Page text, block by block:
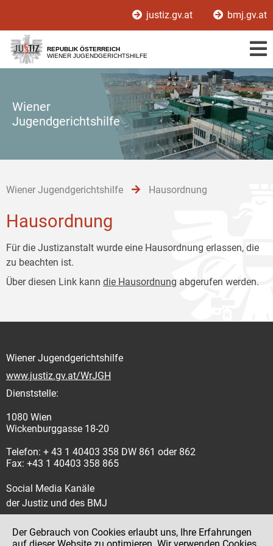
[1]
[2]
[3]
justiz.gv.at bmj.gv.at
REPUBLIK ÖSTERREICH
WIENER JUGENDGERICHTSHILFE
Wiener
Jugendgerichtshilfe
Wiener Jugendgerichtshilfe Hausordnung
Hausordnung
Für die Justizanstalt wurde eine Hausordnung erlassen, die
zu beachten ist.
Über diesen Link kann die Hausordnung abgerufen werden.
Wiener Jugendgerichtshilfe
www.justiz.gv.at/WrJGH
Dienststelle:
1080 Wien
Wickenburggasse 18-20
Telefon: + 43 1 40403 358 DW 861 oder 862
Fax: +43 1 40403 358 865
Social Media Kanäle
der Justiz und des BMJ
Der Gebrauch von Cookies erlaubt uns, Ihre Erfahrungen